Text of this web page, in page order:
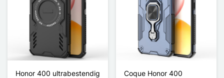
Honor 400 ultrabestendig
Coque Honor 400